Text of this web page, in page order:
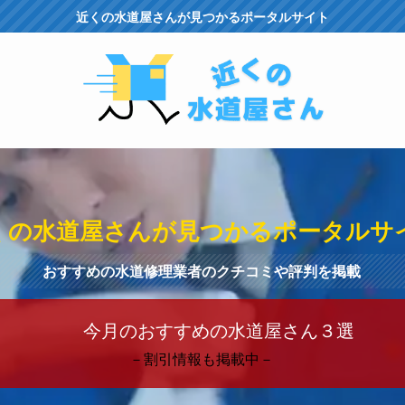
近くの水道屋さんが見つかるポータルサイト
の水道屋さんが見つかるポータルサ
おすすめの水道修理業者のクチコミや評判を掲載
今月のおすすめの水道屋さん３選
－割引情報も掲載中－